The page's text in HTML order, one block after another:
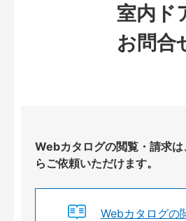
室内ド
お問合
Webカタログの閲覧・請求
らご依頼いただけます。
Webカタログの